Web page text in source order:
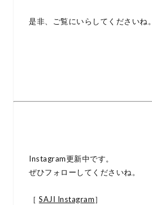
是非、ご覧にいらしてくださいね。
Instagram更新中です。
ぜひフォローしてくださいね。
［SAJI Instagram］